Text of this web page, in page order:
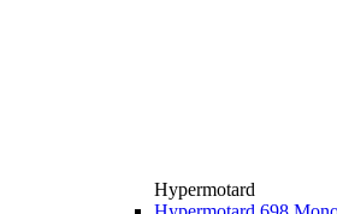
Hypermotard